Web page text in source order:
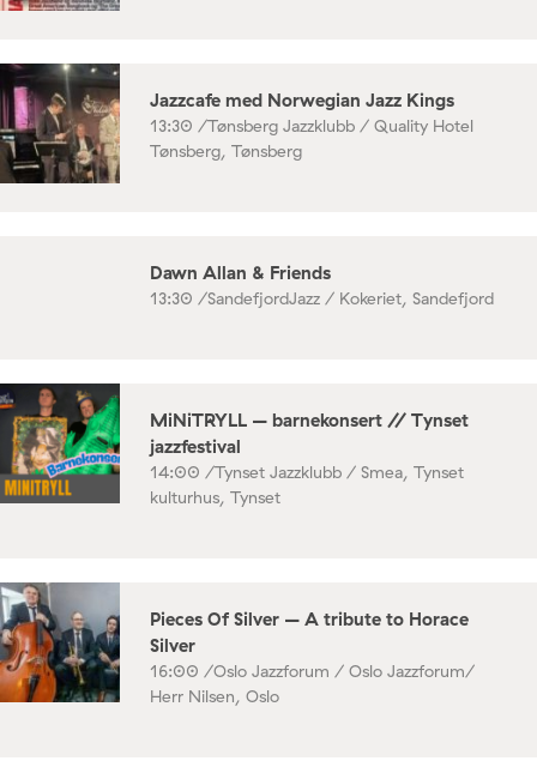
Jazzcafe med Norwegian Jazz Kings
13:30 /Tønsberg Jazzklubb / Quality Hotel
Tønsberg, Tønsberg
Dawn Allan & Friends
13:30 /SandefjordJazz / Kokeriet, Sandefjord
MiNiTRYLL – barnekonsert // Tynset
jazzfestival
14:00 /Tynset Jazzklubb / Smea, Tynset
kulturhus, Tynset
Pieces Of Silver – A tribute to Horace
Silver
16:00 /Oslo Jazzforum / Oslo Jazzforum/
Herr Nilsen, Oslo